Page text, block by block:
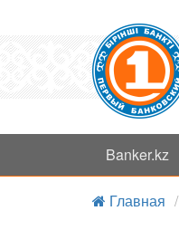
Banker.kz
Главная /